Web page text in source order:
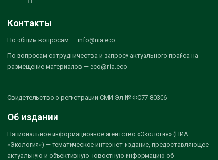
Контакты
По общим вопросам — info@nia.eco
По вопросам сотрудничества и запросу актуального прайса на
размещение материалов — eco@nia.eco
Свидетельство о регистрации СМИ Эл № ФС77-80306
Об издании
Национальное информационное агентство «Экология» (НИА
«Экология») — тематическое интернет-издание, предоставляющее
актуальную и объективную новостную информацию об